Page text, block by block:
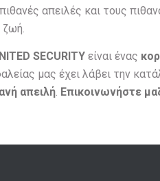
απειλές και τους
SECURITYείναι ένας
μας έχει λάβει την
απειλή. Επικοινωνήστε